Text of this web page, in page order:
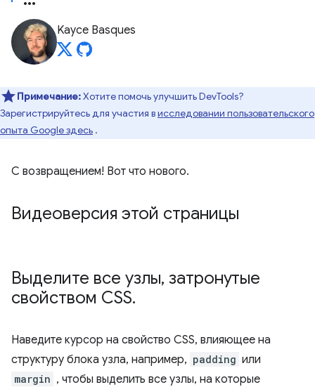
Kayce Basques
Примечание:Хотите помочь улучшить DevTools?
Зарегистрируйтесь для участия висследовании пользовательского
опыта Google здесь .
С возвращением! Вот что нового.
Видеоверсия этой страницы
Выделите все узлы, затронутые
свойством CSS.
Наведите курсор на свойство CSS, влияющее на
структуру блока узла, например, padding или
margin , чтобы выделить все узлы, на которые